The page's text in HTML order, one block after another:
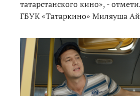
татарстанского кино», -
ГБУК «Татаркино» Миляуша